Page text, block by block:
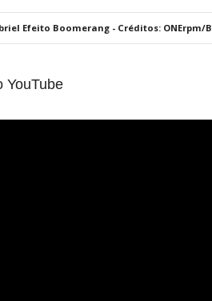
Efeito Boomerang - Créditos: ONErpm/
YouTube